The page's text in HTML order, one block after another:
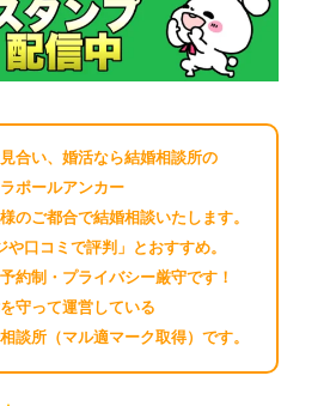
合い、婚活なら結婚相談所の
ラポールアンカー
のご都合で結婚相談いたします。
や口コミで評判」とおすすめ。
約制・プライバシー厳守です！
守って運営している
談所（マル適マーク取得）です。